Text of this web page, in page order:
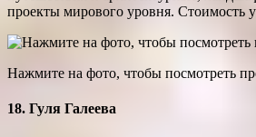
проекты мирового уровня. Стоимость
Нажмите на фото, чтобы посмотреть
18. Гуля Галеева